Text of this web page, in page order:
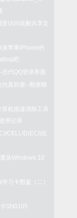
访问或删共享文
谈苹果iPhone的
吧
代QQ登录界面
真软驱--顺便聊
机痕迹清除工具
用记录
CELLID(ECI)区
装Windows 10
习卡图鉴（二）
卡SN0105